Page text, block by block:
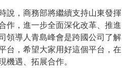
說，商務部將繼續支持山東發揮
作，進一步全面深化改革、推進
領導人青島峰會是跨國公司了解
台，希望大家用好這個平台，在
遇、拓展合作。